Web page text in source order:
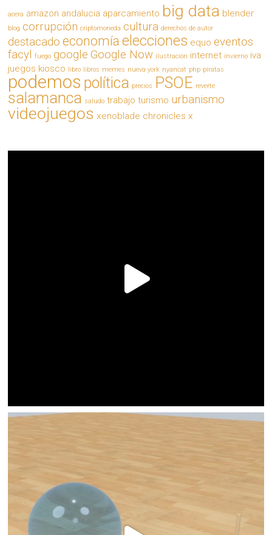
acera amazon andalucia aparcamiento big data blender
blog corrupción criptomoneda cultura derechos de autor
destacado economía elecciones equo eventos
facyl
fuego google Google Now ilustración internet invierno iva
juegos kiosco libro libros memes nueva york nyancat php piratas
podemos política precios PSOE reverte
salamanca saludo trabajo turismo urbanismo
videojuegos xenoblade chronicles x